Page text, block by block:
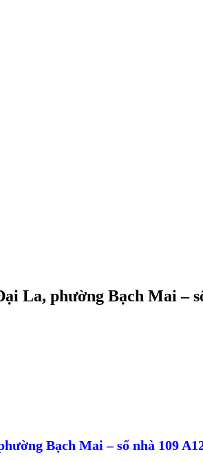
La, phường Bạch Mai –
Bạch Mai – số nhà 109